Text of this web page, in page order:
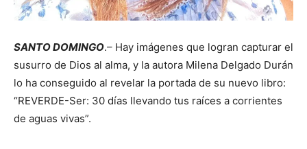
SANTO DOMINGO.– Hay imágenes que logran capturar el
susurro de Dios al alma, y la autora Milena Delgado Durán
lo ha conseguido al revelar la portada de su nuevo libro:
“REVERDE-Ser: 30 días llevando tus raíces a corrientes
de aguas vivas”.